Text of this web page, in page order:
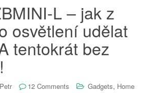
L – jak z
osvětlení udělat
tentokrát bez
Petr 12 Comments Gadgets, Home